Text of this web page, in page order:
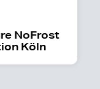
NoFrost
Köln